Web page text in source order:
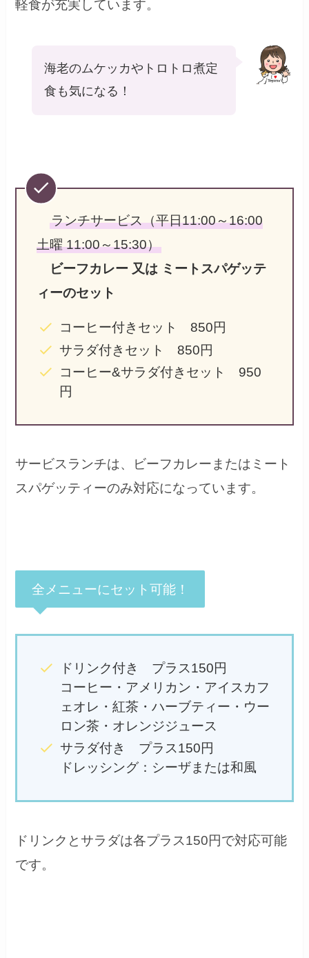
軽食が充実しています。
海老のムケッカやトロトロ煮定
食も気になる！
ランチサービス（平日11:00～16:00
土曜 11:00～15:30）
ビーフカレー 又は ミートスパゲッテ
ィーのセット
コーヒー付きセット 850円
サラダ付きセット 850円
コーヒー&サラダ付きセット 950
円
サービスランチは、ビーフカレーまたはミート
スパゲッティーのみ対応になっています。
全メニューにセット可能！
ドリンク付き プラス150円
コーヒー・アメリカン・アイスカフ
ェオレ・紅茶・ハーブティー・ウー
ロン茶・オレンジジュース
サラダ付き プラス150円
ドレッシング：シーザまたは和風
ドリンクとサラダは各プラス150円で対応可能
です。